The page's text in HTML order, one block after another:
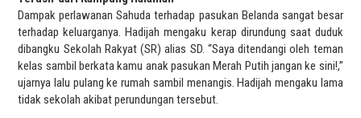
Dampak perlawanan Sahuda terhadap pasukan Belanda sangat besar
terhadap keluarganya. Hadijah mengaku kerap dirundung saat duduk
dibangku Sekolah Rakyat (SR) alias SD. “Saya ditendangi oleh teman
kelas sambil berkata kamu anak pasukan Merah Putih jangan ke sini!,”
ujarnya lalu pulang ke rumah sambil menangis. Hadijah mengaku lama
tidak sekolah akibat perundungan tersebut.